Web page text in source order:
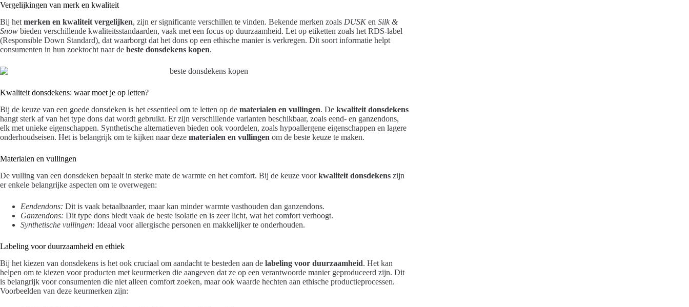
Vergelijkingen van merk en kwaliteit
Bij het merken en kwaliteit vergelijken, zijn er significante verschillen te vinden. Bekende merken zoals DUSKen Silk &
Snow bieden verschillende kwaliteitsstandaarden, vaak met een focus op duurzaamheid. Let op etiketten zoals het RDS-label
(Responsible Down Standard), dat waarborgt dat het dons op een ethische manier is verkregen. Dit soort informatie helpt
consumenten in hun zoektocht naar de beste donsdekens kopen.
Kwaliteit donsdekens: waar moet je op letten?
Bij de keuze van een goede donsdeken is het essentieel om te letten op de materialen en vullingen. De kwaliteit donsdekens
hangt sterk af van het type dons dat wordt gebruikt. Er zijn verschillende varianten beschikbaar, zoals eend- en ganzendons,
elk met unieke eigenschappen. Synthetische alternatieven bieden ook voordelen, zoals hypoallergene eigenschappen en lagere
onderhoudseisen. Het is belangrijk om te kijken naar deze materialen en vullingen om de beste keuze te maken.
Materialen en vullingen
De vulling van een donsdeken bepaalt in sterke mate de warmte en het comfort. Bij de keuze voorkwaliteit donsdekens zijn
er enkele belangrijke aspecten om te overwegen:
Eendendons: Dit is vaak betaalbaarder, maar kan minder warmte vasthouden dan ganzendons.
Ganzendons: Dit type dons biedt vaak de beste isolatie en is zeer licht, wat het comfort verhoogt.
Synthetische vullingen: Ideaal voor allergische personen en makkelijker te onderhouden.
Labeling voor duurzaamheid en ethiek
Bij het kiezen van donsdekens is het ook cruciaal om aandacht te besteden aan de labeling voor duurzaamheid. Het kan
helpen om te kiezen voor producten met keurmerken die aangeven dat ze op een verantwoorde manier geproduceerd zijn. Dit
is belangrijk voor consumenten die niet alleen comfort zoeken, maar ook waarde hechten aan ethische productieprocessen.
Voorbeelden van deze keurmerken zijn: